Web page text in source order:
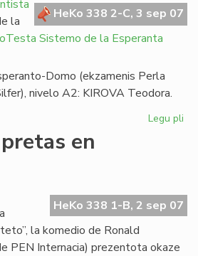
HeKo 338 2-C, 3 sep 07
la
Sistemo de la Esperanta
Domo (ekzamenis Perla
nivelo A2: KIROVA Teodora.
Legu pli
en
HeKo 338 1-B, 2 sep 07
la komedio de Ronald
PEN Internacia) prezentota okaze